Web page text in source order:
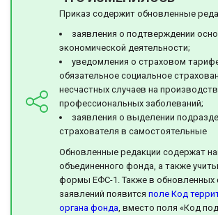
Приказ содержит обновленные
заявления о подтверждении
экономической деятельности;
уведомления о страховом
обязательное социальное
несчастных случаев на
профессиональных заболеваний;
заявления о выделении
страхователя в самостоятельные
Обновленные редакции содержат
объединенного фонда, а также
формы ЕФС-1. Также в обновленных
заявлений появится поле Код
органа фонда , вместо поля «Код